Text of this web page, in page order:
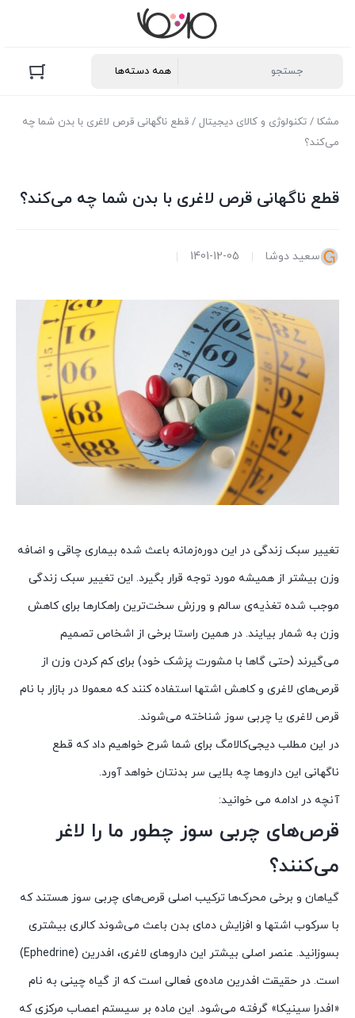
مشکا / تکنولوژی و کالای دیجیتال / قطع ناگهانی قرص لاغری با بدن شما چه
می‌کند؟
قطع ناگهانی قرص لاغری با بدن شما چه می‌کند؟
سعید دوشا 1401-12-05
تغییر سبک زندگی در این دوره‌زمانه باعث شده بیماری چاقی و اضافه
وزن بیشتر از همیشه مورد توجه قرار بگیرد. این تغییر سبک زندگی
موجب شده تغذیه‌ی سالم و ورزش سخت‌ترین راهکارها برای کاهش
وزن به شمار بیایند. در همین راستا برخی از اشخاص تصمیم
می‌گیرند (حتی گاها با مشورت پزشک خود) برای کم کردن وزن از
قرص‌های لاغری و کاهش اشتها استفاده کنند که معمولا در بازار با نام
قرص لاغری یا چربی سوز شناخته می‌شوند.
در این مطلب دیجی‌کالامگ برای شما شرح خواهیم داد که قطع
ناگهانی این داروها چه بلایی سر بدنتان خواهد آورد.
آنچه در ادامه می خوانید:
قرص‌های چربی سوز چطور ما را لاغر
می‌کنند؟
گیاهان و برخی محرک‌ها ترکیب اصلی قرص‌های چربی سوز هستند که
با سرکوب اشتها و افزایش دمای بدن باعث می‌شوند کالری بیشتری
بسوزانید. عنصر اصلی بیشتر این داروهای لاغری، افدرین (Ephedrine)
است. در حقیقت افدرین ماده‌ی فعالی است که از گیاه چینی به نام
«افدرا سینیکا» گرفته می‌شود. این ماده بر سیستم اعصاب مرکزی که